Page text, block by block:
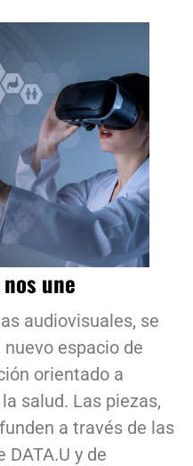
une
audiovisuales, se
espacio de
orientado a
salud. Las piezas,
a través de las
y de